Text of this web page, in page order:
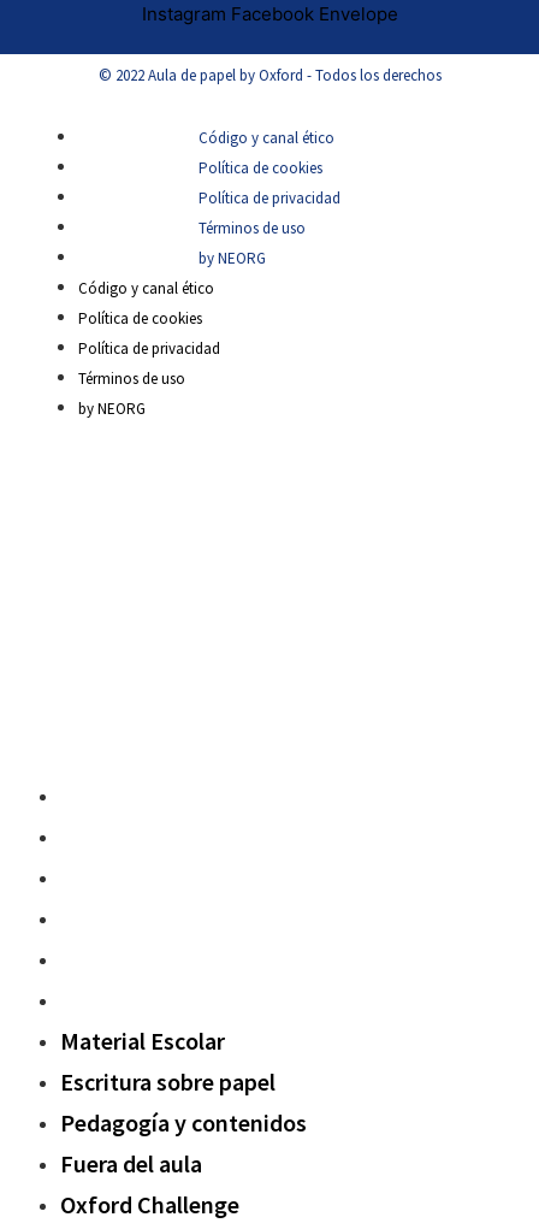
Instagram Facebook Envelope
© 2022 Aula de papel by Oxford - Todos los derechos
Código y canal ético
Política de cookies
Política de privacidad
Términos de uso
by NEORG
Código y canal ético
Política de cookies
Política de privacidad
Términos de uso
by NEORG
Material Escolar
Escritura sobre papel
Pedagogía y contenidos
Fuera del aula
Oxford Challenge